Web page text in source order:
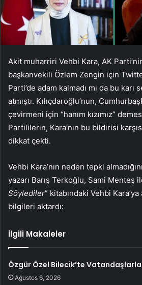
Akit muharriri Vehbi Kara, AK
başkanvekili Özlem Zengin için
Parti’de adam kalmadı mı da bu karı
atmıştı. Kılıçdaroğlu’nun,
çevirmeni için “hanım kızımız”
Partililerin, Kara’nın bu bildirisi
dikkat çekti.
Vehbi Kara’nın neden tepki
yazarı Barış Terkoğlu, Sami Menteş
Söylediler” kitabındaki Vehbi
bilgileri aktardı:
İlgili Makaleler
Özgür Özel Bilecik’te
Ağustos 6, 2026